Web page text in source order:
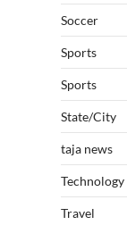
Soccer
Sports
Sports
State/City
taja news
Technology
Travel